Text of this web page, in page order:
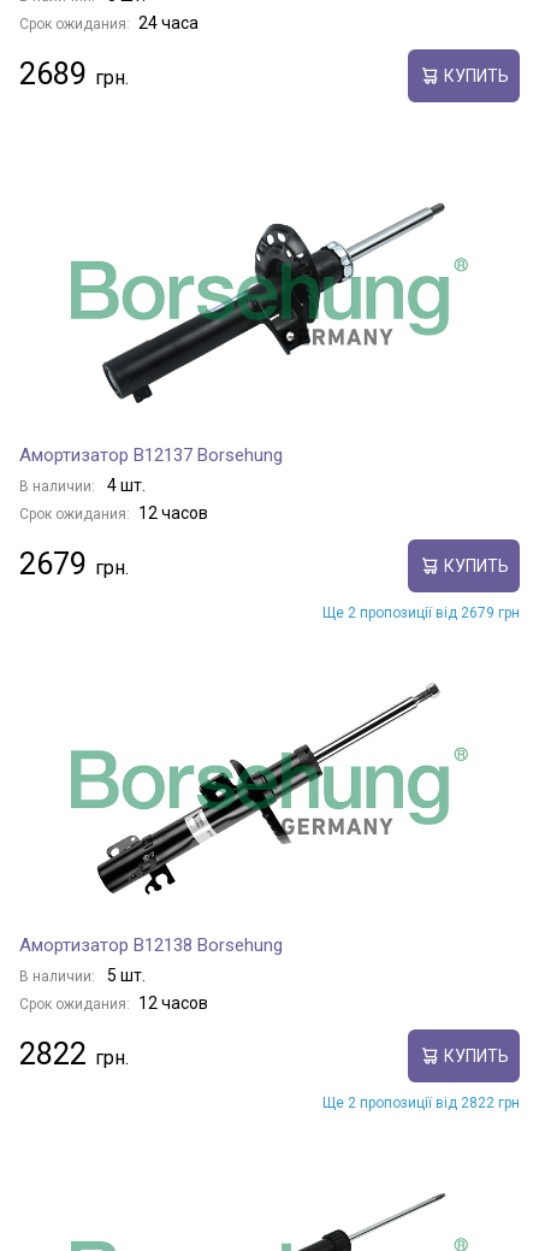
Срок ожидания: 24 часа
2689 КУПИТЬ
Амортизатор B12137 Borsehung
В наличии: 4 шт.
Срок ожидания: 12 часов
2679 КУПИТЬ
Ще 2 пропозиції від 2679 грн
Амортизатор B12138 Borsehung
В наличии: 5 шт.
Срок ожидания: 12 часов
2822 КУПИТЬ
Ще 2 пропозиції від 2822 грн